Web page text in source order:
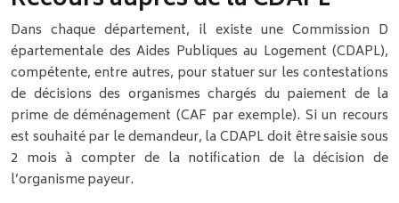
Dans chaque département, il existe une Commission D
épartementale des Aides Publiques au Logement (CDAPL),
compétente, entre autres, pour statuer sur les contestations
de décisions des organismes chargés du paiement de la
prime de déménagement (CAF par exemple). Si un recours
est souhaité par le demandeur, la CDAPL doit être saisie sous
2 mois à compter de la notification de la décision de
l’organisme payeur.